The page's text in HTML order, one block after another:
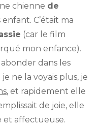
chienne de
enfant. C’était ma
(car le film
mon enfance).
dans les
ne la voyais plus, je
, et rapidement elle
de joie, elle
et affectueuse.